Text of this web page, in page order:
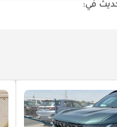
في: